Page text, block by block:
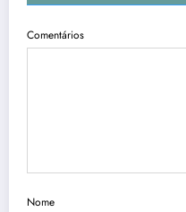
Comentários
Nome